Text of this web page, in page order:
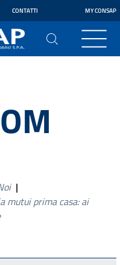
CONTATTI MY CONSAP
|
mutui prima casa: ai